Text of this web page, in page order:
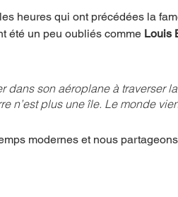
heures qui ont précédées la
été un peu oubliés comme Louis
dans son aéroplane à traverser
n’est plus une île. Le monde
modernes et nous